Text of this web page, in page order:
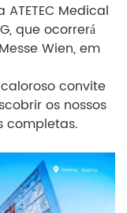
Medical
que ocorrerá
Wien, em
convite
os nossos
completas.